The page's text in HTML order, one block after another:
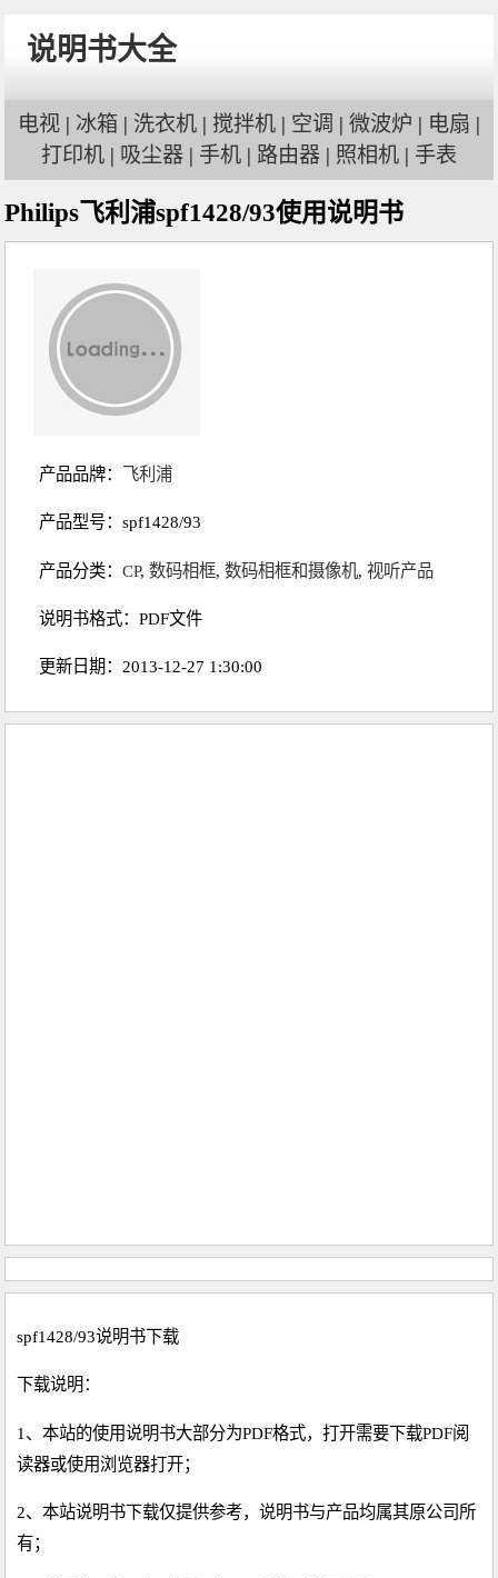
说明书大全
电视 | 冰箱 | 洗衣机 | 搅拌机 | 空调 | 微波炉 | 电扇 |
打印机 | 吸尘器 | 手机 | 路由器 | 照相机 | 手表
Philips飞利浦spf1428/93使用说明书
产品品牌： 飞利浦
产品型号：spf1428/93
产品分类：CP,数码相框,数码相框和摄像机,视听产品
说明书格式：PDF文件
更新日期：2013-12-27 1:30:00
spf1428/93说明书下载
下载说明：
1、本站的使用说明书大部分为PDF格式，打开需要下载PDF阅
读器或使用浏览器打开；
2、本站说明书下载仅提供参考，说明书与产品均属其原公司所
有；